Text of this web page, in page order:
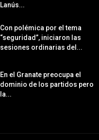
Lanús...
Con polémica por el tema
“seguridad”, iniciaron las
sesiones ordinarias del...
En el Granate preocupa el
dominio de los partidos pero
la...